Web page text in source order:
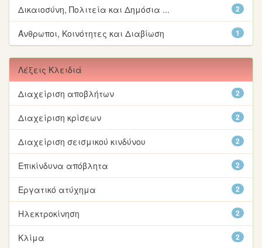
2
Δικαιοσύνη, Πολιτεία και Δημόσια ...
1
Άνθρωποι, Κοινότητες και Διαβίωση
Λέξεις Κλειδιά
2
Διαχείριση αποβλήτων
2
Διαχείριση κρίσεων
2
Διαχείριση σεισμικού κινδύνου
2
Επικίνδυνα απόβλητα
2
Εργατικό ατύχημα
2
Ηλεκτροκίνηση
2
Κλίμα